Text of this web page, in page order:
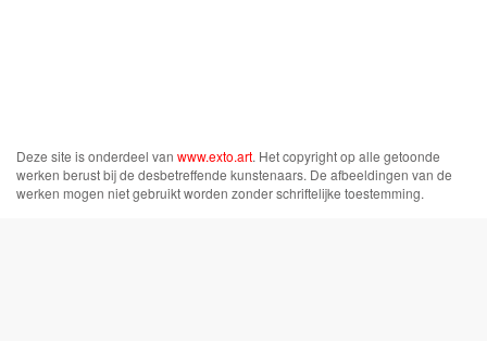
Deze site is onderdeel van www.exto.art. Het copyright op alle getoonde
werken berust bij de desbetreffende kunstenaars. De afbeeldingen van de
werken mogen niet gebruikt worden zonder schriftelijke toestemming.